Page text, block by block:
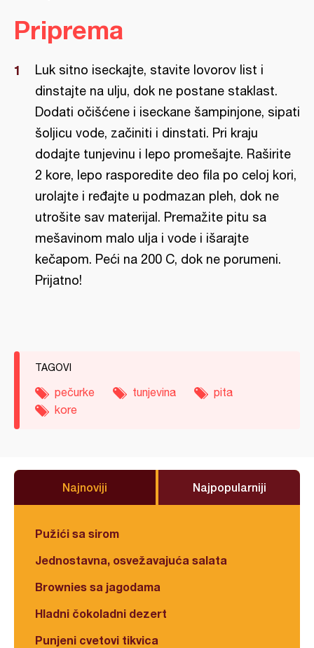
Priprema
Luk sitno iseckajte, stavite lovorov list i
dinstajte na ulju, dok ne postane staklast.
Dodati očišćene i iseckane šampinjone, sipati
šoljicu vode, začiniti i dinstati. Pri kraju
dodajte tunjevinu i lepo promešajte. Raširite
2 kore, lepo rasporedite deo fila po celoj kori,
urolajte i ređajte u podmazan pleh, dok ne
utrošite sav materijal. Premažite pitu sa
mešavinom malo ulja i vode i išarajte
kečapom. Peći na 200 C, dok ne porumeni.
Prijatno!
TAGOVI
pečurke tunjevina
pita
kore
Najnoviji Najpopularniji
Pužići sa sirom
Jednostavna, osvežavajuća salata
Brownies sa jagodama
Hladni čokoladni dezert
Punjeni cvetovi tikvica